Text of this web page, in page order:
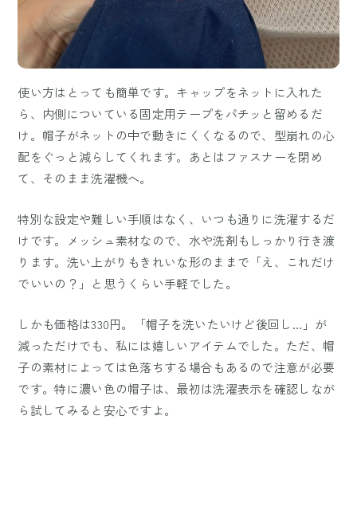
使い方はとっても簡単です。キャップをネットに入れた
ら、内側についている固定用テープをパチッと留めるだ
け。帽子がネットの中で動きにくくなるので、型崩れの心
配をぐっと減らしてくれます。あとはファスナーを閉め
て、そのまま洗濯機へ。
特別な設定や難しい手順はなく、いつも通りに洗濯するだ
けです。メッシュ素材なので、水や洗剤もしっかり行き渡
ります。洗い上がりもきれいな形のままで「え、これだけ
でいいの？」と思うくらい手軽でした。
しかも価格は330円。「帽子を洗いたいけど後回し…」が
減っただけでも、私には嬉しいアイテムでした。ただ、帽
子の素材によっては色落ちする場合もあるので注意が必要
です。特に濃い色の帽子は、最初は洗濯表示を確認しなが
ら試してみると安心ですよ。